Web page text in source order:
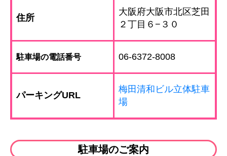
住所
大阪府大阪市北区芝田
２丁目６−３０
駐車場の電話番号 06-6372-8008
パーキングURL
梅田清和ビル立体駐車
場
駐車場のご案内